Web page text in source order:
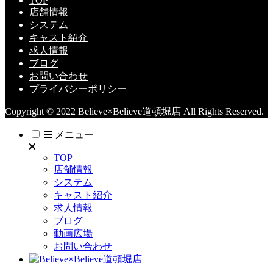
店舗情報
システム
キャスト紹介
求人情報
ブログ
お問い合わせ
プライバシーポリシー
Copyright © 2022 Believe×Believe道頓堀店 All Rights Reserved.
メニュー
TOP
店舗情報
システム
キャスト紹介
求人情報
ブログ
動画広場
お問い合わせ